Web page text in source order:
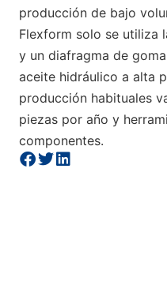
producción de bajo
Flexform solo se utiliza
y un diafragma de
aceite hidráulico a alta
producción habituales
piezas por año y
componentes.